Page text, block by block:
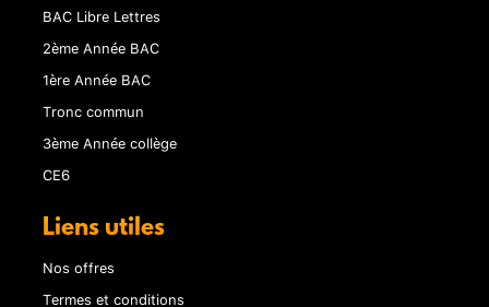
BAC Libre Lettres
2ème Année BAC
1ère Année BAC
Tronc commun
3ème Année collège
CE6
Liens utiles
Nos offres
Termes et conditions